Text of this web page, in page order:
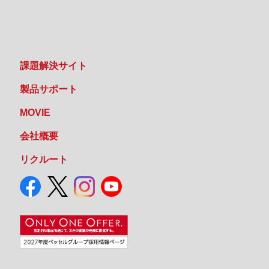
課題解決サイト
製品サポート
MOVIE
会社概要
リクルート